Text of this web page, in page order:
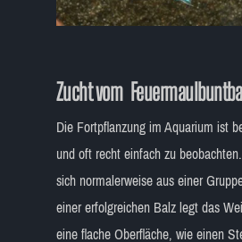
Zucht vom
Die Fortpflanzung im Aquarium ist
und oft recht einfach zu
sich normalerweise aus einer
einer erfolgreichen Balz legt das
eine flache Oberfläche, wie einen